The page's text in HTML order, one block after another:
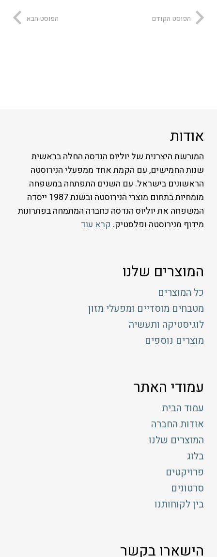
הפוסט הבא הפוסט הקודם
אודות
המורשת היצרנית של יוליוס הנדסה החלה בראשית
שנות החמישים, עם הקמת אחד ממפעלי הנירוסטה
הראשונים בישראל. עם השנים התפתחה במשפחה
מומחיות בתחום מוצרי הנירוסטה ובשנת 1987 ייסדה
המשפחה את יוליוס הנדסה כחברה המתמחה בפתרונות
מידוף מנירוסטה ופלסטיק. קרא עוד
המוצרים שלנו
כל המוצרים
מטבחים מוסדיים ומפעלי מזון
לוגיסטיקה ותעשיה
מוצרים נוספים
עמודי האתר
עמוד הבית
אודות החברה
המוצרים שלנו
בלוג
פרויקטים
סרטונים
בין לקוחותנו
הישארו בקשר